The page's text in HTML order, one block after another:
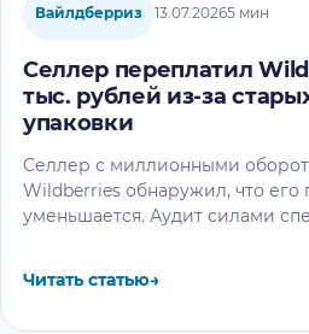
Вайлдберриз 13.07.20265 мин
Селлер переплатил
тыс. рублей из-за
упаковки
Селлер с миллионными
Wildberries обнаружил, что его
уменьшается. Аудит силами
упаковки…
Читать статью→